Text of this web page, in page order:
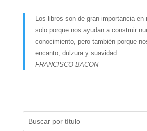
Los libros son de gran importancia
solo porque nos ayudan a construir
conocimiento, pero también porque
encanto, dulzura y suavidad.
FRANCISCO BACON